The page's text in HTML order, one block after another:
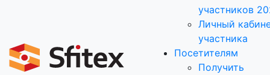
участников
Личный
участника
Посетителям
Получить